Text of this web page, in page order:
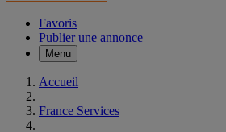
Favoris
Publier une annonce
Menu
Accueil
France Services